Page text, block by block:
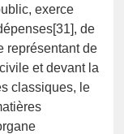
exerce
de
représentant de
et devant la
classiques, le